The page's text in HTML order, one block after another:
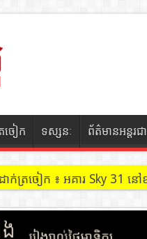
ចៀក ទស្សនៈ ព័ត៌មានអន្តរជ
ាក់ត្រចៀក ៖ អគារ Sky 31